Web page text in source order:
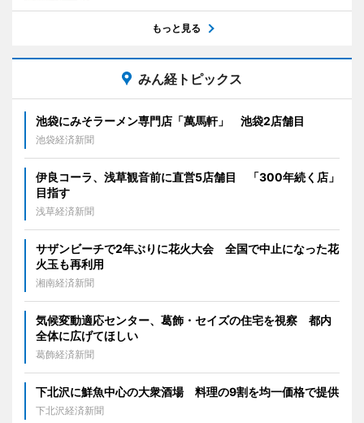
もっと見る
みん経トピックス
池袋にみそラーメン専門店「萬馬軒」 池袋2店舗目
池袋経済新聞
伊良コーラ、浅草観音前に直営5店舗目 「300年続く店」
目指す
浅草経済新聞
サザンビーチで2年ぶりに花火大会 全国で中止になった花
火玉も再利用
湘南経済新聞
気候変動適応センター、葛飾・セイズの住宅を視察 都内
全体に広げてほしい
葛飾経済新聞
下北沢に鮮魚中心の大衆酒場 料理の9割を均一価格で提供
下北沢経済新聞